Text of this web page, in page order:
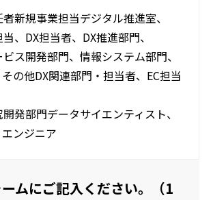
新規事業担当デジタル推進室、
、DX担当者、DX推進部門、
ス開発部門、情報システム部門、
の他DX関連部門・担当者、EC担当
発部門データサイエンティスト、
ンジニア
ムにご記入ください。（1